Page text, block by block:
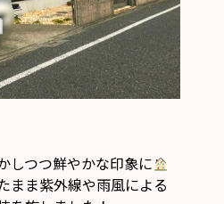
しつつ鮮やかな印象に
まま紫外線や雨風による